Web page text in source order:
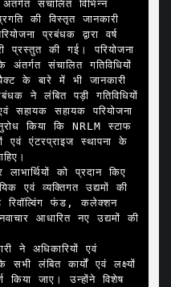
की विस्तृत जानकारी
प्रबंधक द्वारा वर्ष
प्रस्तुत की गई। परियोजना
संचालित गतिविधियों
के बारे में भी जानकारी
ने लंबित पड़ी गतिविधियों
सहायक सहायक परियोजना
किया कि NRLM स्टाफ
एवं एंटरप्राइज स्थापना के
एवं व्यक्तिगत उद्यमों की
फंड, कलेक्शन
आधारित नए उद्यमों की
सभी लंबित कार्यों एवं लक्ष्यों
किया जाए। उन्होंने विशेष